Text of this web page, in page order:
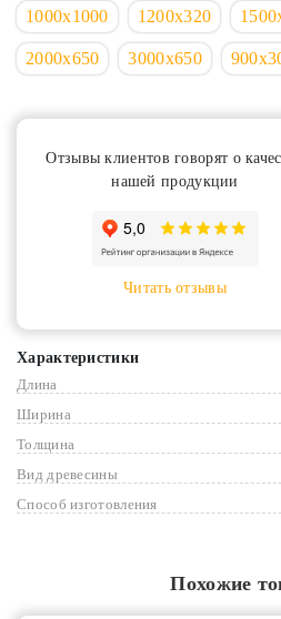
1000х1000 1200х320
2000х650 3000х650
Отзывы клиентов говорят о
нашей продукции
Читать отзывы
Характеристики
Длина
Ширина
Толщина
Вид древесины
Способ изготовления
Похожие